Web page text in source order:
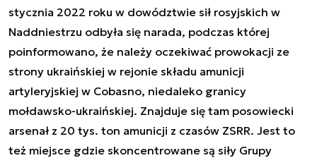
stycznia 2022 roku w dowództwie sił rosyjskich w
Naddniestrzu odbyła się narada, podczas której
poinformowano, że należy oczekiwać prowokacji ze
strony ukraińskiej w rejonie składu amunicji
artyleryjskiej w Cobasno, niedaleko granicy
mołdawsko-ukraińskiej. Znajduje się tam posowiecki
arsenał z 20 tys. ton amunicji z czasów ZSRR. Jest to
też miejsce gdzie skoncentrowane są siły Grupy